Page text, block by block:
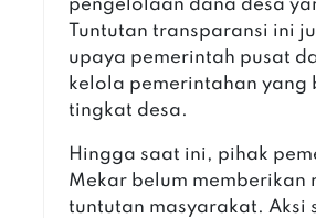
pengelolaan dana desa
Tuntutan transparansi ini
upaya pemerintah pusat
kelola pemerintahan yang
tingkat desa.
Hingga saat ini, pihak
Mekar belum memberikan
tuntutan masyarakat. Aksi